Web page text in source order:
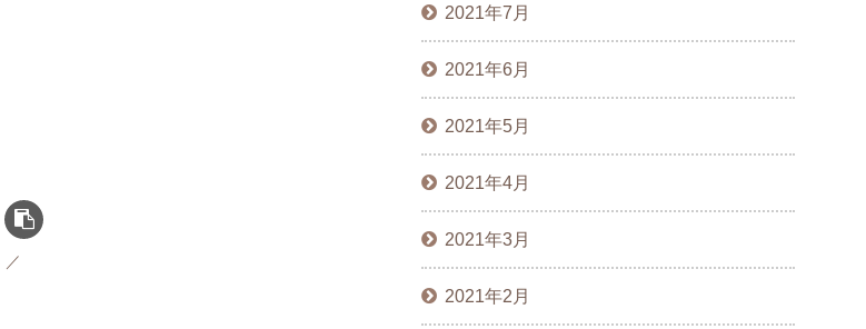
2021年7月
2021年6月
2021年5月
2021年4月
2021年3月
2021年2月